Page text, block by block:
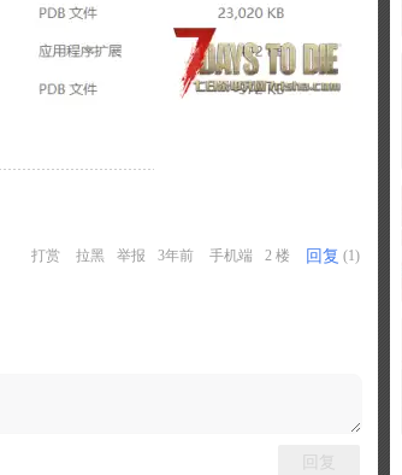
打赏 拉黑 举报 3年前 手机端 2 楼 回复 (1)
回复